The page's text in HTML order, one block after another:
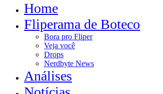
Home
Fliperama de Boteco
Bora pro Fliper
Veja você
Drops
Nerdbyte News
Análises